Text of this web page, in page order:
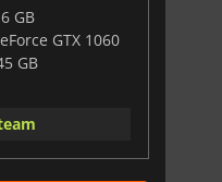
GB
GTX 1060
GB